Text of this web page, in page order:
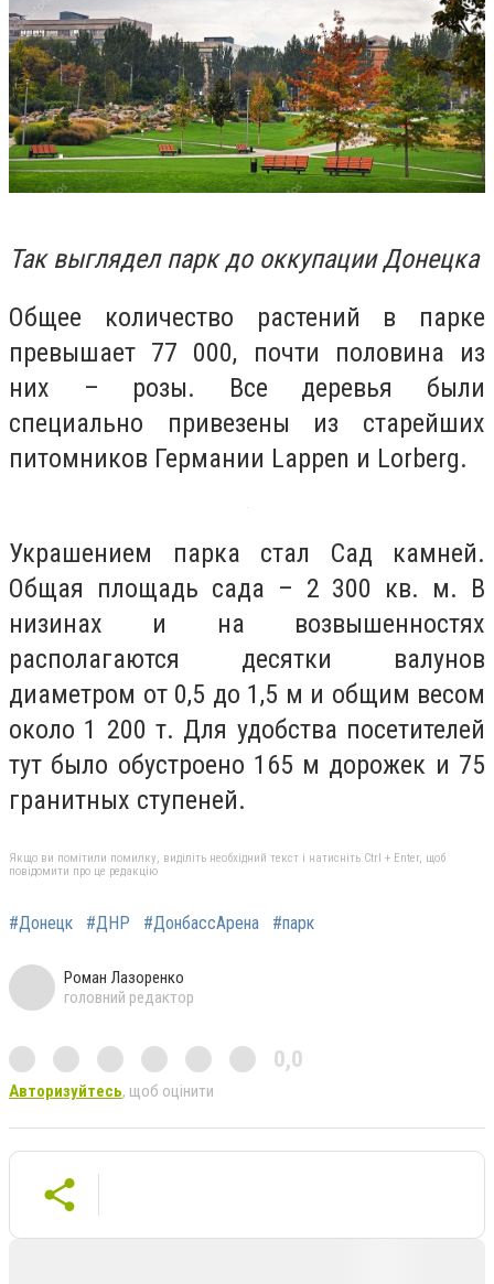
Так выглядел парк до оккупации Донецка
Общее количество растений в парке
превышает 77 000, почти половина из
них – розы. Все деревья были
специально привезены из старейших
питомников Германии Lappen и Lorberg.
Украшением парка стал Сад камней.
Общая площадь сада – 2 300 кв. м. В
низинах и на возвышенностях
располагаются десятки валунов
диаметром от 0,5 до 1,5 м и общим весом
около 1 200 т. Для удобства посетителей
тут было обустроено 165 м дорожек и 75
гранитных ступеней.
Якщо ви помітили помилку, виділіть необхідний текст і натисніть Ctrl + Enter, щоб
повідомити про це редакцію
#Донецк #ДНР #ДонбассАрена #парк
Роман Лазоренко
головний редактор
0,0
Авторизуйтесь, щоб оцінити